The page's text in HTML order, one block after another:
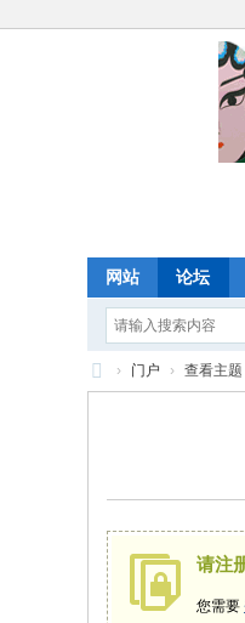
网站 论坛
› 门户 › 查看主题
请注
您需要